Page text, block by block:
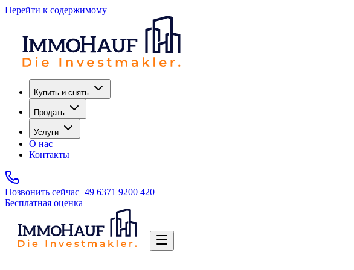
Перейти к содержимому
Купить и снять
Продать
Услуги
О нас
Контакты
Позвонить сейчас+49 6371 9200 420
Бесплатная оценка